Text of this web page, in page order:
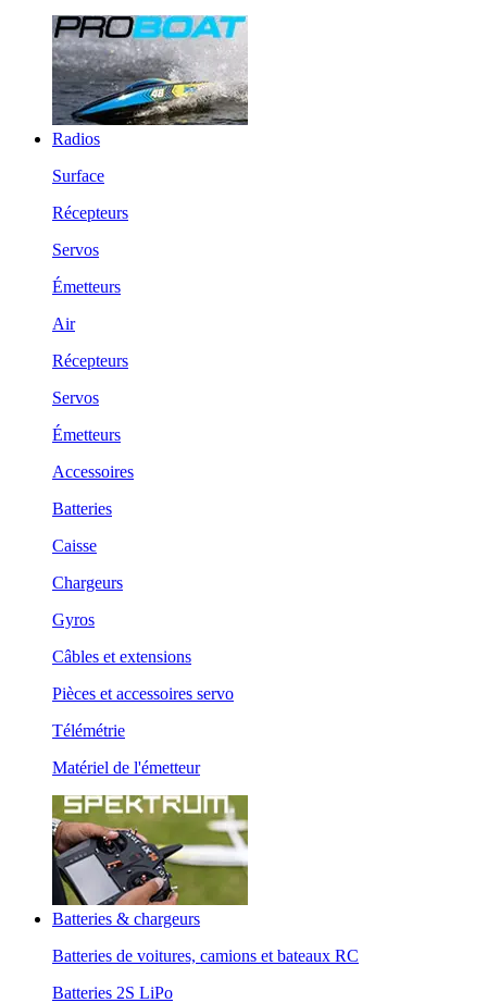
Radios
Surface
Récepteurs
Servos
Émetteurs
Air
Récepteurs
Servos
Émetteurs
Accessoires
Batteries
Caisse
Chargeurs
Gyros
Câbles et extensions
Pièces et accessoires servo
Télémétrie
Matériel de l'émetteur
Batteries & chargeurs
Batteries de voitures, camions et bateaux RC
Batteries 2S LiPo